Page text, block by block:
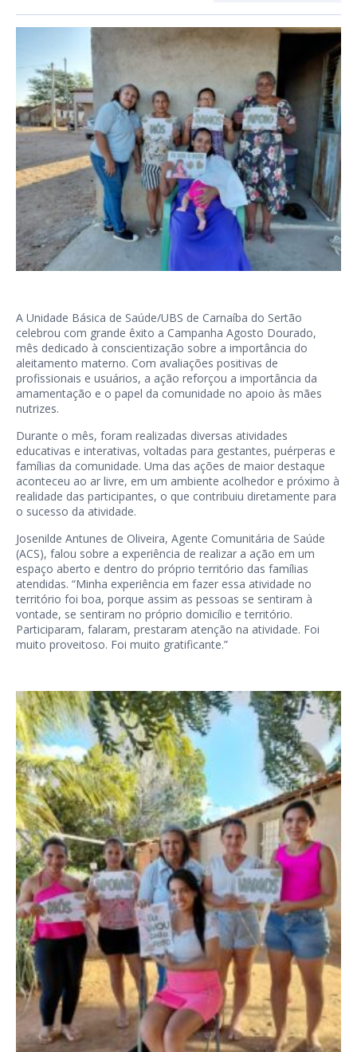
A Unidade Básica de Saúde/UBS de Carnaíba do Sertão
celebrou com grande êxito a Campanha Agosto Dourado,
mês dedicado à conscientização sobre a importância do
aleitamento materno. Com avaliações positivas de
profissionais e usuários, a ação reforçou a importância da
amamentação e o papel da comunidade no apoio às mães
nutrizes.
Durante o mês, foram realizadas diversas atividades
educativas e interativas, voltadas para gestantes, puérperas e
famílias da comunidade. Uma das ações de maior destaque
aconteceu ao ar livre, em um ambiente acolhedor e próximo à
realidade das participantes, o que contribuiu diretamente para
o sucesso da atividade.
Josenilde Antunes de Oliveira, Agente Comunitária de Saúde
(ACS), falou sobre a experiência de realizar a ação em um
espaço aberto e dentro do próprio território das famílias
atendidas. “Minha experiência em fazer essa atividade no
território foi boa, porque assim as pessoas se sentiram à
vontade, se sentiram no próprio domicílio e território.
Participaram, falaram, prestaram atenção na atividade. Foi
muito proveitoso. Foi muito gratificante.”